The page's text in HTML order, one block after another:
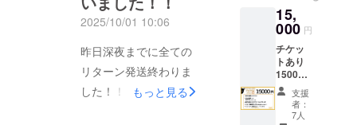
2025/10/01 10:06
昨日深夜までに全ての
リターン発送終わりま
した！！改めてありが
もっと見る
載方
法：文
リーマ
ウンテ
ンとメ
タバ
リィ
両会場
チケッ
ト ・日
時：
イン入
りブロ
マイ
ド L版
◆実写
ミニの
ぼり
（お名
前とサ
15,
000 円
チケッ
トあり
15000
円 ◆両
会場会
場チ
支援
者：
7人